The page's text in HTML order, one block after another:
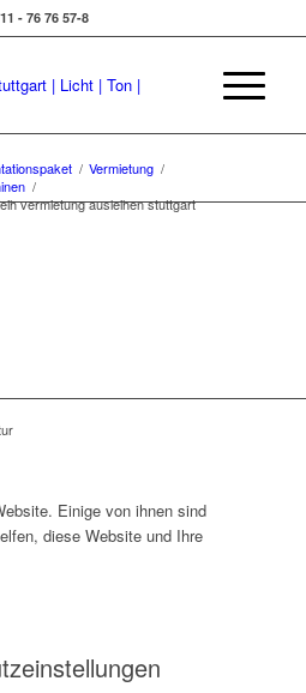
- 76 76 57-8
/ Vermietung /
/
vermietung ausleihen stuttgart
Einige von ihnen sind
diese Website und Ihre